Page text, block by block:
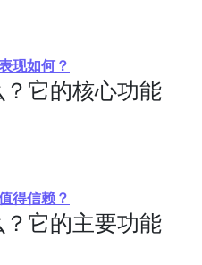
现如何？
它的核心功能
得信赖？
它的主要功能